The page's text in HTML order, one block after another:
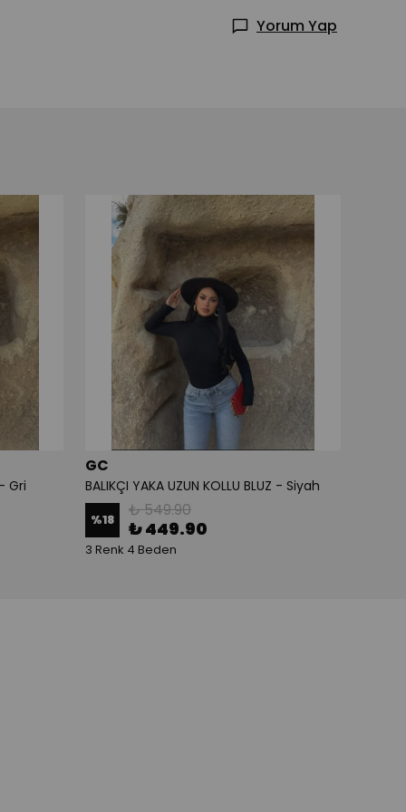
Yorum Yap
Gri
GC
BALIKÇI YAKA UZUN KOLLU BLUZ - Siyah
%18 ₺ 549.90
₺ 449.90
3 Renk 4 Beden